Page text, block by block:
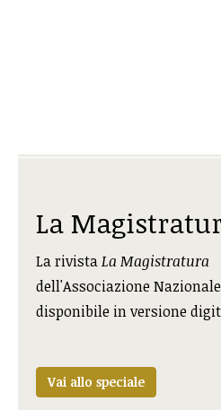
La
La rivistaLa Magistratura
dell'Associazione
disponibile in versione
Vai allo speciale